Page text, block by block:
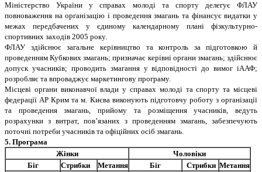
Мiнiстерство України у справах молодi та спорту делегує ФЛАУ
повноваження на органiзацiю i проведення змагань та фiнансує видатки у
межах передбачених у єдиному календарному планi фiзкультурно-
спортивних заходiв 2005 року.
ФЛАУ здiйснює загальне керiвництво та контроль за пiдготовкою й
проведенням Кубкових змагань; призначає керiвнi органи змагань; здiйснює
допуск учасникiв; проводить змагання у вiдповiдностi до вимог iААФ;
розробляє та впроваджує маркетингову програму.
Мiсцевi органи виконавчої влади у справах молодi та спорту та мiсцевi
федерацiї АР Крим та м. Києва виконують пiдготовчу роботу з органiзацiї
та проведення змагань, прийому та розмiщення учасникiв, ведуть
розрахунки з витрат, пов’язаних з проведенням змагань, забезпечують
поточнi потреби учасникiв та офiцiйних осiб змагань.
5. Програма
Жiнки
Чоловiки
Бiг
Стрибки Метання Бiг Стрибки Метання